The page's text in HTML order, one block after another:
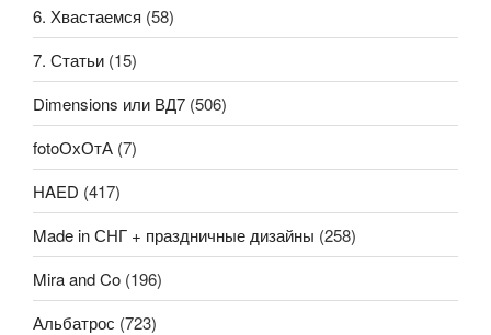
6. Хвастаемся (58)
7. Статьи (15)
Dimensions или ВД7 (506)
fotoОхОтА (7)
HAED (417)
Made in СНГ + праздничные дизайны (258)
Mira and Co (196)
Альбатрос (723)